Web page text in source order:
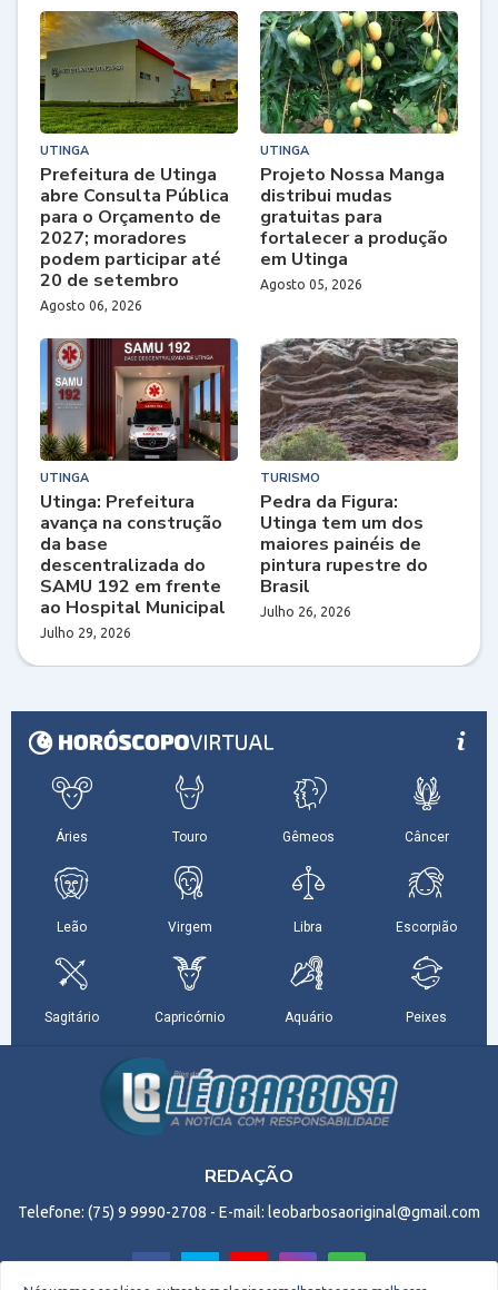
UTINGA
Prefeitura de Utinga
abre Consulta Pública
para o Orçamento de
2027; moradores
podem participar até
20 de setembro
Agosto 06, 2026
UTINGA
Projeto Nossa Manga
distribui mudas
gratuitas para
fortalecer a produção
em Utinga
Agosto 05, 2026
UTINGA
Utinga: Prefeitura
avança na construção
da base
descentralizada do
SAMU 192 em frente
ao Hospital Municipal
Julho 29, 2026
TURISMO
Pedra da Figura:
Utinga tem um dos
maiores painéis de
pintura rupestre do
Brasil
Julho 26, 2026
REDAÇÃO
Telefone: (75) 9 9990-2708 - E-mail: leobarbosaoriginal@gmail.com